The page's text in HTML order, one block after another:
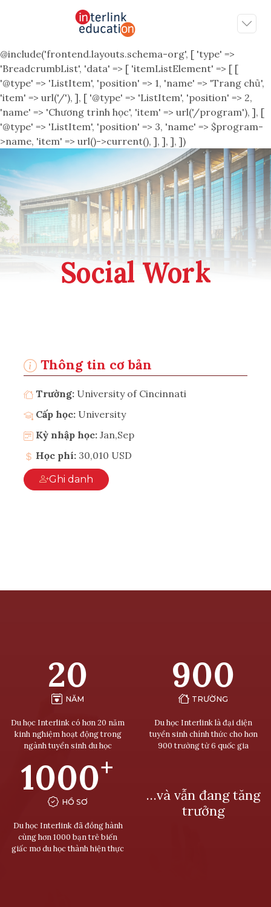
@include('frontend.layouts.schema-org', [ 'type' =>
'BreadcrumbList', 'data' => [ 'itemListElement' => [ [
'@type' => 'ListItem', 'position' => 1, 'name' => 'Trang chủ',
'item' => url('/'), ], [ '@type' => 'ListItem', 'position' => 2,
'name' => 'Chương trình học', 'item' => url('/program'), ], [
'@type' => 'ListItem', 'position' => 3, 'name' => $program-
>name, 'item' => url()->current(), ], ], ], ])
Social Work
Thông tin cơ bản
Trường: University of Cincinnati
Cấp học: University
Kỳ nhập học: Jan,Sep
Học phí: 30,010 USD
Ghi danh
20
NĂM
Du học Interlink có hơn 20 năm
kinh nghiệm hoạt động trong
ngành tuyển sinh du học
900
TRƯỜNG
Du học Interlink là đại diện
tuyển sinh chính thức cho hơn
900 trường từ 6 quốc gia
1000+
HỒ SƠ
Du học Interlink đã đồng hành
cùng hơn 1000 bạn trẻ biến
giấc mơ du học thành hiện thực
…và vẫn đang tăng
trưởng